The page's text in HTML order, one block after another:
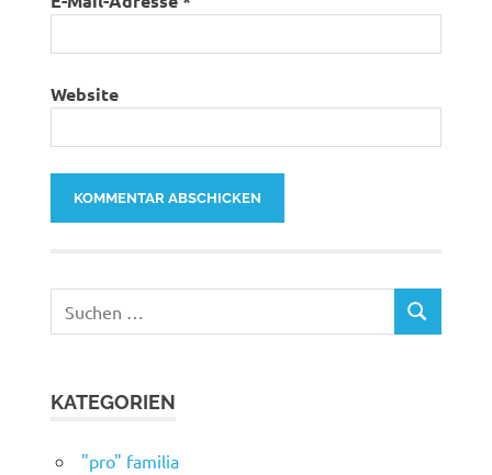
Website
nach:
SUCHEN
KATEGORIEN
"pro" familia